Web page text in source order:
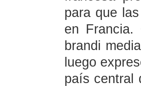
para que
en
brandi
luego
país central